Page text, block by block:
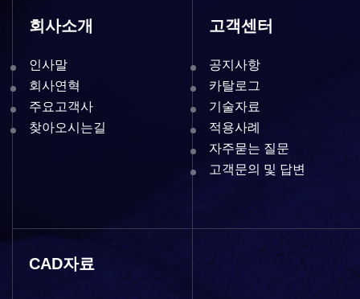
회사소개
인사말
회사연혁
주요고객사
찾아오시는길
고객센터
공지사항
카탈로그
기술자료
적용사례
자주묻는 질문
고객문의 및 답변
CAD자료